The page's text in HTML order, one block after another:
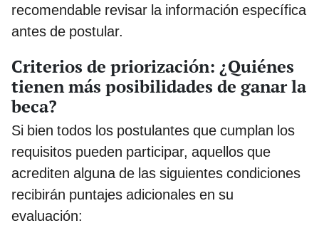
recomendable revisar la información específica
antes de postular.
Criterios de priorización: ¿Quiénes
tienen más posibilidades de ganar la
beca?
Si bien todos los postulantes que cumplan los
requisitos pueden participar, aquellos que
acrediten alguna de las siguientes condiciones
recibirán puntajes adicionales en su
evaluación: